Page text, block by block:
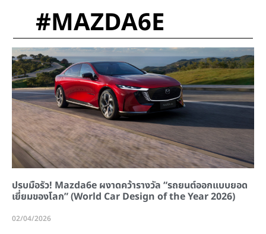
#MAZDA6E
ปรบมือรัว! Mazda6e ผงาดคว้ารางวัล “รถยนต์ออกแบบยอด
เยี่ยมของโลก” (World Car Design of the Year 2026)
02/04/2026